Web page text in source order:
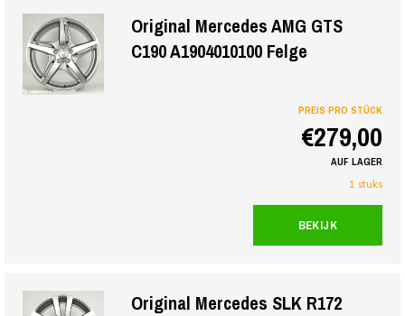
Original Mercedes AMG GTS
C190 A1904010100 Felge
PREIS PRO STÜCK
€279,00
AUF LAGER
1 stuks
BEKIJK
Original Mercedes SLK R172